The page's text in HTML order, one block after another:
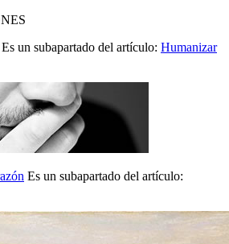
Es un subapartado del artículo: Humanizar
Es un subapartado del artículo: